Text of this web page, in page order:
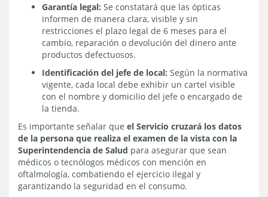
Garantía legal: Se constatará que las ópticas
informen de manera clara, visible y sin
restricciones el plazo legal de 6 meses para el
cambio, reparación o devolución del dinero ante
productos defectuosos.
Identificación del jefe de local: Según la normativa
vigente, cada local debe exhibir un cartel visible
con el nombre y domicilio del jefe o encargado de
la tienda.
Es importante señalar que el Servicio cruzará los datos
de la persona que realiza el examen de la vista con la
Superintendencia de Salud para asegurar que sean
médicos o tecnólogos médicos con mención en
oftalmología, combatiendo el ejercicio ilegal y
garantizando la seguridad en el consumo.